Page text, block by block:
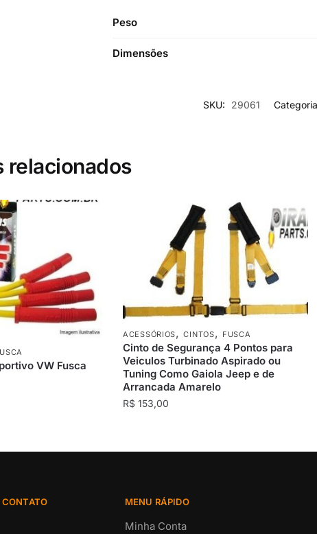
Peso
Dimensões
SKU: 29061
relacionados
VW Fusca
ACESSÓRIOS,CINTOS, FUSCA
Cinto de Segurança 4 Pontos para
Veiculos Turbinado Aspirado ou
Tuning Como Gaiola Jeep e de
Arrancada Amarelo
R$ 153,00
CONTATO MENU RÁPIDO
Minha Conta